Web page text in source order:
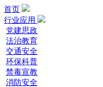
首页
行业应用
党建思政
法治教育
交通安全
环保科普
禁毒宣教
消防安全